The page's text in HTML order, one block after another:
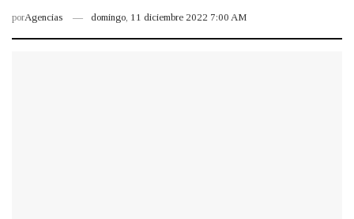
porAgencias domingo, 11 diciembre 2022 7:00 AM